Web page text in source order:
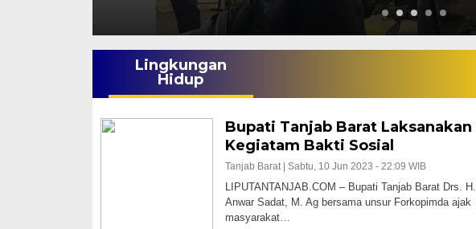
Lingkungan
Hidup
Bupati Tanjab Barat Laksanakan
Kegiatam Bakti Sosial
Tanjab Barat | Sabtu, 10 Jun 2023 - 22:09 WIB
LIPUTANTANJAB.COM – Bupati Tanjab Barat Drs. H.
Anwar Sadat, M. Ag bersama unsur Forkopimda ajak
masyarakat…